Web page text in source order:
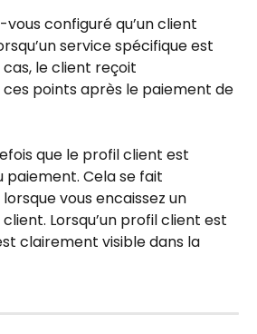
configuré qu’un client
service spécifique est
le client reçoit
points après le paiement de
que le profil client est
paiement. Cela se fait
vous encaissez un
Lorsqu’un profil client est
clairement visible dans la